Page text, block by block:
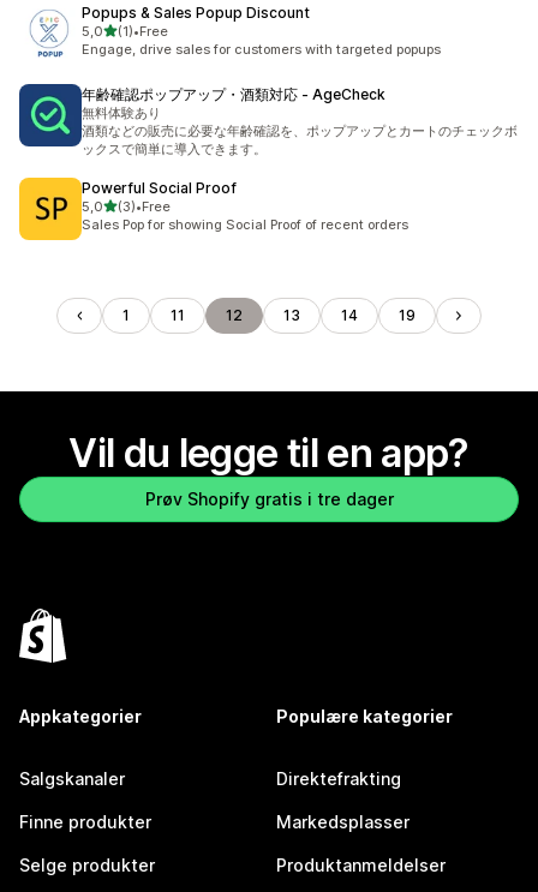
Popups & Sales Popup Discount
5,0av 5 stjerner
(1)
Totalt 1 omtaler
•Free
Engage, drive sales for customers with targeted popups
年齢確認ポップアップ・酒類対応 ‑ AgeCheck
無料体験あり
酒類などの販売に必要な年齢確認を、ポップアップとカートのチェックボ
ックスで簡単に導入できます。
Powerful Social Proof
5,0av 5 stjerner
(3)
Totalt 3 omtaler
•Free
Sales Pop for showing Social Proof of recent orders
1 11 12 13 14 19
Vil du legge til en app?
Prøv Shopify gratis i tre dager
Appkategorier
Salgskanaler
Finne produkter
Selge produkter
Populære kategorier
Direktefrakting
Markedsplasser
Produktanmeldelser